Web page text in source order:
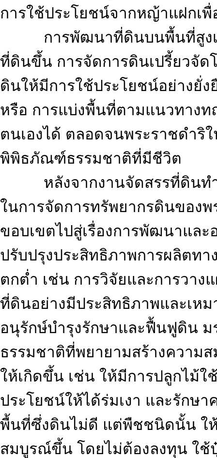
การใช้ประโยชน์จากหญ้าแฝกเ
การพัฒนาที่ดินบนพื้นที่สูงเพื่
ที่ดินขึ้น การจัดการดินเปรี้ยวจัด
ดินให้มีการใช้ประโยชน์อย่างยั่
หรือ การแบ่งพื้นที่ตามแนวทางท
ตนเองได้ ตลอดจนพระราชดำริ
พิพิธภัณฑ์ธรรมชาติที่มีชีวิต
หลังจากงานจัดสรรที่ดินทำกิ
ในการจัดการทรัพยากรดินของ
ขอบเขตไปสู่เรื่องการพัฒนาและ
ปรับปรุงประสิทธิภาพการผลิตทา
ตกต่ำ เช่น การวิจัยและการวา
ที่ดินอย่างมีประสิทธิภาพและเห
อนุรักษ์บำรุงรักษาและฟื้นฟูดิน
ธรรมชาติที่พยายามสร้างความ
ให้เกิดขึ้น เช่น ให้มีการปลูกไม้ใ
ประโยชน์ให้ได้ร่มเงา และรักษ
พื้นที่ซึ่งดินไม่ดี แต่พืชชนิดนั้น ใ
สมบูรณ์ขึ้น โดยไม่ต้องลงทุน ใช้